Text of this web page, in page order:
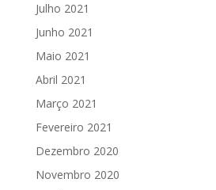
Julho 2021
Junho 2021
Maio 2021
Abril 2021
Março 2021
Fevereiro 2021
Dezembro 2020
Novembro 2020